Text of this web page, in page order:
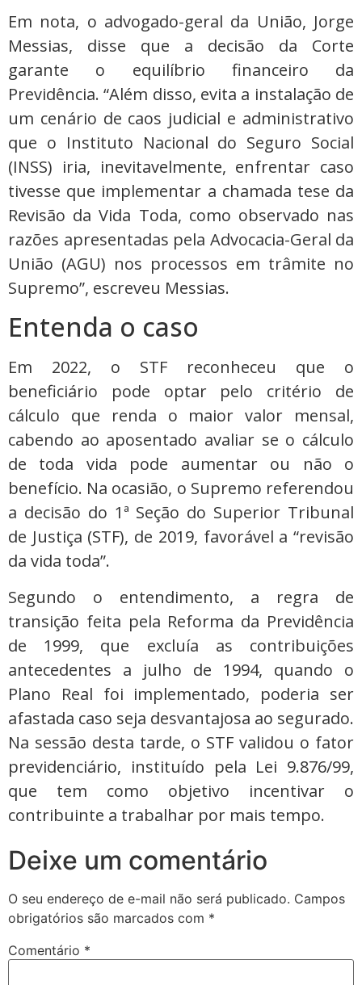
Em nota, o advogado-geral da União, Jorge
Messias, disse que a decisão da Corte
garante o equilíbrio financeiro da
Previdência. “Além disso, evita a instalação de
um cenário de caos judicial e administrativo
que o Instituto Nacional do Seguro Social
(INSS) iria, inevitavelmente, enfrentar caso
tivesse que implementar a chamada tese da
Revisão da Vida Toda, como observado nas
razões apresentadas pela Advocacia-Geral da
União (AGU) nos processos em trâmite no
Supremo”, escreveu Messias.
Entenda o caso
Em 2022, o STF reconheceu que o
beneficiário pode optar pelo critério de
cálculo que renda o maior valor mensal,
cabendo ao aposentado avaliar se o cálculo
de toda vida pode aumentar ou não o
benefício. Na ocasião, o Supremo referendou
a decisão do 1ª Seção do Superior Tribunal
de Justiça (STF), de 2019, favorável a “revisão
da vida toda”.
Segundo o entendimento, a regra de
transição feita pela Reforma da Previdência
de 1999, que excluía as contribuições
antecedentes a julho de 1994, quando o
Plano Real foi implementado, poderia ser
afastada caso seja desvantajosa ao segurado.
Na sessão desta tarde, o STF validou o fator
previdenciário, instituído pela Lei 9.876/99,
que tem como objetivo incentivar o
contribuinte a trabalhar por mais tempo.
Deixe um comentário
O seu endereço de e-mail não será publicado. Campos
obrigatórios são marcados com *
Comentário *